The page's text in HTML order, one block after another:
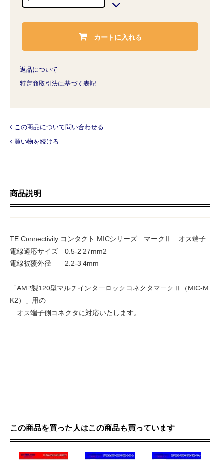
カートに入れる
返品について
特定商取引法に基づく表記
この商品について問い合わせる
買い物を続ける
商品説明
TE Connectivity コンタクト MICシリーズ マークⅡ オス端子
電線適応サイズ 0.5-2.27mm2
電線被覆外径 2.2-3.4mm
「AMP製120型マルチインターロックコネクタマークⅡ（MIC-M
K2）」用の
オス端子側コネクタに対応いたします。
この商品を買った人はこの商品も買っています